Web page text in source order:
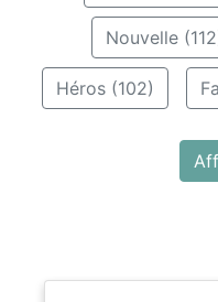
Nouvelle
Héros (102)